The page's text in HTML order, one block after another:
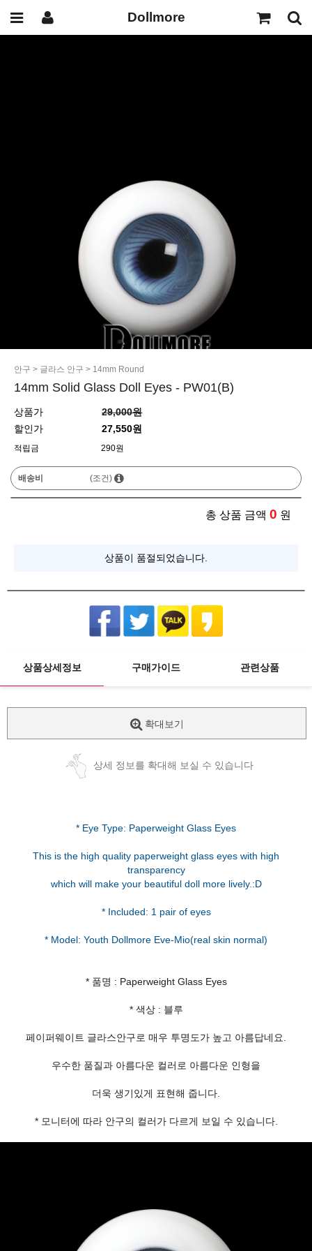
Dollmore
안구 > 글라스 안구 > 14mm Round
14mm Solid Glass Doll Eyes - PW01(B)
상품가
29,000원
할인가
27,550원
적립금 290원
배송비 (조건)
총 상품 금액 0 원
상품이 품절되었습니다.
상품상세정보 구매가이드 관련상품
확대보기
상세 정보를 확대해 보실 수 있습니다
* Eye Type: Paperweight Glass Eyes
This is the high quality paperweight glass eyes with high
transparency
which will make your beautiful doll more lively.:D
* Included: 1 pair of eyes
* 품명 : Paperweight Glass Eyes
* 색상 : 블루
페이퍼웨이트 글라스안구로 매우 투명도가 높고 아름답네요.
우수한 품질과 아름다운 컬러로 아름다운 인형을
더욱 생기있게 표현해 줍니다.
* 모니터에 따라 안구의 컬러가 다르게 보일 수 있습니다.